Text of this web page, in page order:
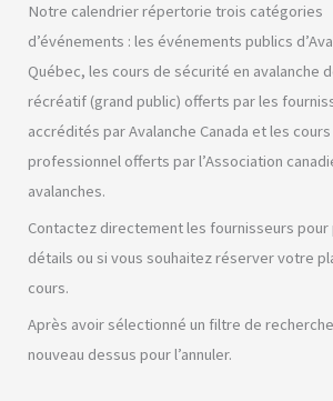
Notre calendrier répertorie trois catégories
d’événements : les événements publics
Québec, les cours de sécurité en avalanche
récréatif (grand public) offerts par les
accrédités par Avalanche Canada et les
professionnel offerts par l’Association
avalanches.
Contactez directement les fournisseurs pour
détails ou si vous souhaitez réserver votre
cours.
Après avoir sélectionné un filtre de
nouveau dessus pour l’annuler.